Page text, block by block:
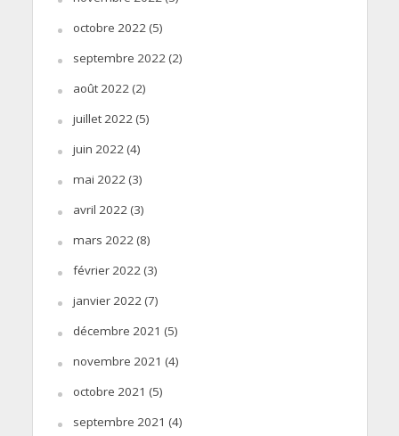
octobre 2022(5)
septembre 2022(2)
août 2022(2)
juillet 2022(5)
juin 2022(4)
mai 2022(3)
avril 2022(3)
mars 2022(8)
février 2022(3)
janvier 2022(7)
décembre 2021 (5)
novembre 2021 (4)
octobre 2021 (5)
septembre 2021 (4)